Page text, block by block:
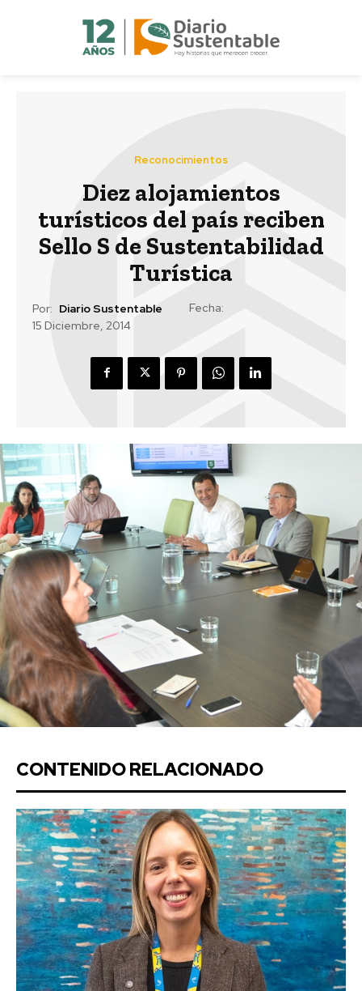
Reconocimientos
Diez alojamientos
turísticos del país reciben
Sello S de Sustentabilidad
Turística
Por: Diario Sustentable
Fecha:
15 Diciembre, 2014
CONTENIDO RELACIONADO